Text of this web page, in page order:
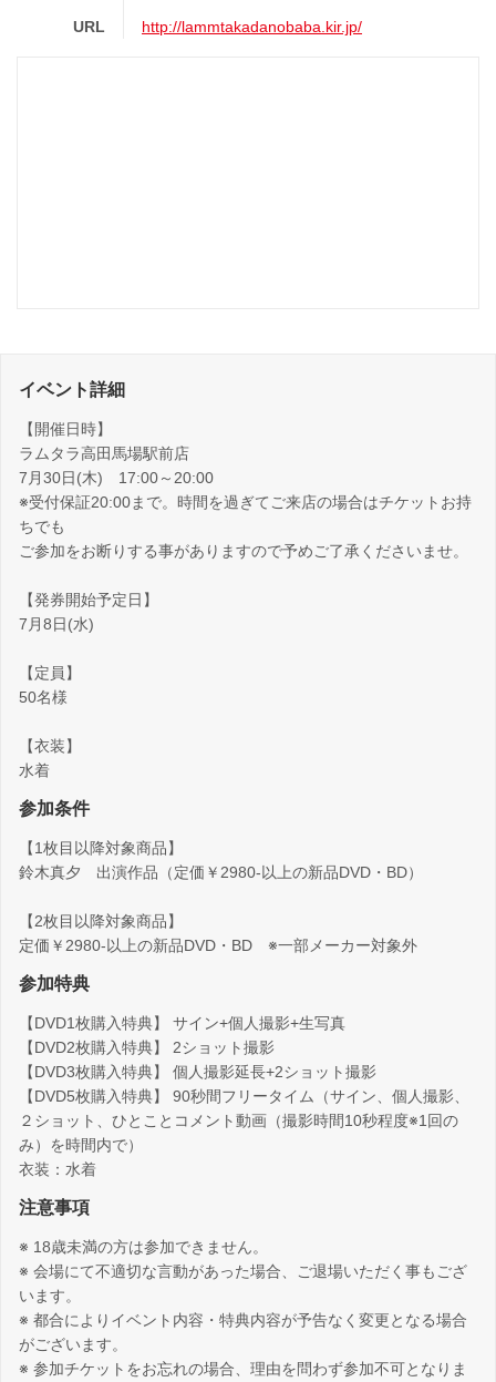
URL http://lammtakadanobaba.kir.jp/
イベント詳細
【開催日時】
ラムタラ高田馬場駅前店
7月30日(木) 17:00～20:00
※受付保証20:00まで。時間を過ぎてご来店の場合はチケットお持
ちでも
ご参加をお断りする事がありますので予めご了承くださいませ。
【発券開始予定日】
7月8日(水)
【定員】
50名様
【衣装】
水着
参加条件
【1枚目以降対象商品】
鈴木真夕 出演作品（定価￥2980-以上の新品DVD・BD）
【2枚目以降対象商品】
定価￥2980-以上の新品DVD・BD ※一部メーカー対象外
参加特典
【DVD1枚購入特典】 サイン+個人撮影+生写真
【DVD2枚購入特典】 2ショット撮影
【DVD3枚購入特典】 個人撮影延長+2ショット撮影
【DVD5枚購入特典】 90秒間フリータイム（サイン、個人撮影、
２ショット、ひとことコメント動画（撮影時間10秒程度※1回の
み）を時間内で）
衣装：水着
注意事項
※ 18歳未満の方は参加できません。
※ 会場にて不適切な言動があった場合、ご退場いただく事もござ
います。
※ 都合によりイベント内容・特典内容が予告なく変更となる場合
がございます。
※ 参加チケットをお忘れの場合、理由を問わず参加不可となりま